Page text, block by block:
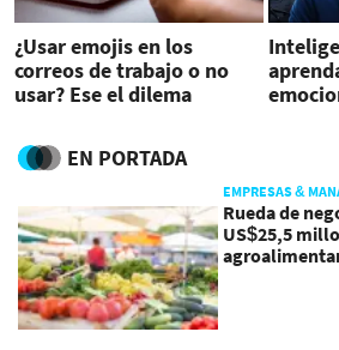
¿Usar emojis en los
correos de trabajo o no
usar? Ese el dilema
EN PORTADA
EMPRESAS &
Rueda de
US$25,5